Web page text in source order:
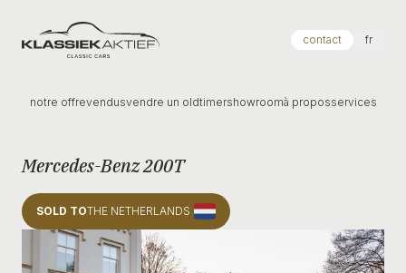
Klassiek Aktief contact fr
notre offrevendusvendre un oldtimershowroomà proposservices
Mercedes-Benz 200T
SOLD TOTHE NETHERLANDS